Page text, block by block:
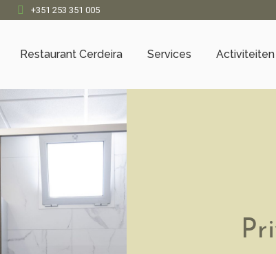
+351 253 351 005
Restaurant Cerdeira Services Activiteiten